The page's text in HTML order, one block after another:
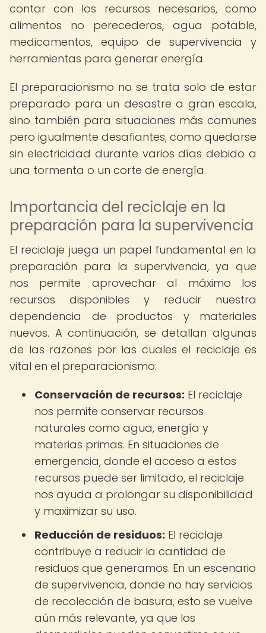
contar con los recursos necesarios, como
alimentos no perecederos, agua potable,
medicamentos, equipo de supervivencia y
herramientas para generar energía.
El preparacionismo no se trata solo de estar
preparado para un desastre a gran escala,
sino también para situaciones más comunes
pero igualmente desafiantes, como quedarse
sin electricidad durante varios días debido a
una tormenta o un corte de energía.
Importancia del reciclaje en la
preparación para la supervivencia
El reciclaje juega un papel fundamental en la
preparación para la supervivencia, ya que
nos permite aprovechar al máximo los
recursos disponibles y reducir nuestra
dependencia de productos y materiales
nuevos. A continuación, se detallan algunas
de las razones por las cuales el reciclaje es
vital en el preparacionismo:
Conservación de recursos: El reciclaje
nos permite conservar recursos
naturales como agua, energía y
materias primas. En situaciones de
emergencia, donde el acceso a estos
recursos puede ser limitado, el reciclaje
nos ayuda a prolongar su disponibilidad
y maximizar su uso.
Reducción de residuos: El reciclaje
contribuye a reducir la cantidad de
residuos que generamos. En un escenario
de supervivencia, donde no hay servicios
de recolección de basura, esto se vuelve
aún más relevante, ya que los